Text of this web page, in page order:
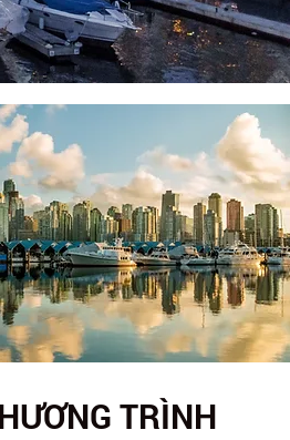
TRÌNH